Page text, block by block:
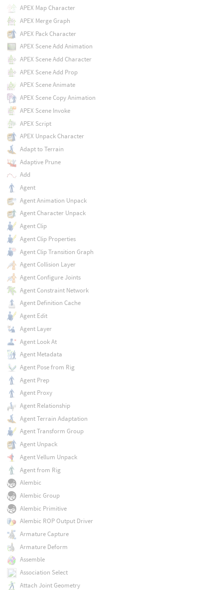
APEX Map Character
APEX Merge Graph
APEX Pack Character
APEX Scene Add Animation
APEX Scene Add Character
APEX Scene Add Prop
APEX Scene Animate
APEX Scene Copy Animation
APEX Scene Invoke
APEX Script
APEX Unpack Character
Adapt to Terrain
Adaptive Prune
Add
Agent
Agent Animation Unpack
Agent Character Unpack
Agent Clip
Agent Clip Properties
Agent Clip Transition Graph
Agent Collision Layer
Agent Configure Joints
Agent Constraint Network
Agent Definition Cache
Agent Edit
Agent Layer
Agent Look At
Agent Metadata
Agent Pose from Rig
Agent Prep
Agent Proxy
Agent Relationship
Agent Terrain Adaptation
Agent Transform Group
Agent Unpack
Agent Vellum Unpack
Agent from Rig
Alembic
Alembic Group
Alembic Primitive
Alembic ROP Output Driver
Armature Capture
Armature Deform
Assemble
Association Select
Attach Joint Geometry